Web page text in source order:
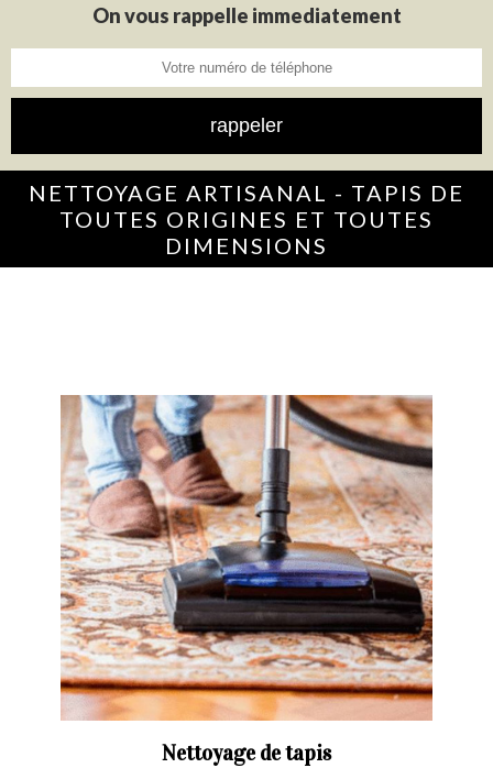
On vous rappelle immediatement
NETTOYAGE ARTISANAL - TAPIS DE
TOUTES ORIGINES ET TOUTES
DIMENSIONS
Nettoyage de tapis